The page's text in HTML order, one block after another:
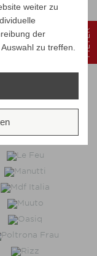
weiter zu
der
zu treffen.
FILTER